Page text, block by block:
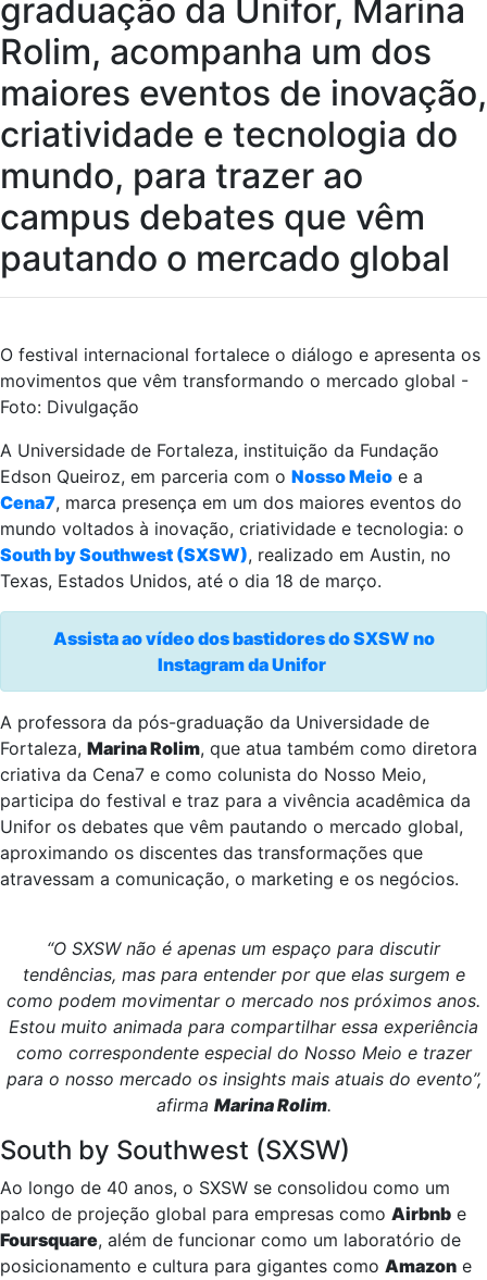
graduação da Unifor, Marina
Rolim, acompanha um dos
maiores eventos de inovação,
criatividade e tecnologia do
mundo, para trazer ao
campus debates que vêm
pautando o mercado global
O festival internacional fortalece o diálogo e apresenta os
movimentos que vêm transformando o mercado global -
Foto: Divulgação
A Universidade de Fortaleza, instituição da Fundação
Edson Queiroz, em parceria com o Nosso Meio e a
Cena7, marca presença em um dos maiores eventos do
mundo voltados à inovação, criatividade e tecnologia: o
South by Southwest (SXSW), realizado em Austin, no
Texas, Estados Unidos, até o dia 18 de março.
Assista ao vídeo dos bastidores do SXSW no
Instagram da Unifor
A professora da pós-graduação da Universidade de
Fortaleza, Marina Rolim, que atua também como diretora
criativa da Cena7 e como colunista do Nosso Meio,
participa do festival e traz para a vivência acadêmica da
Unifor os debates que vêm pautando o mercado global,
aproximando os discentes das transformações que
atravessam a comunicação, o marketing e os negócios.
“O SXSW não é apenas um espaço para discutir
tendências, mas para entender por que elas surgem e
como podem movimentar o mercado nos próximos anos.
Estou muito animada para compartilhar essa experiência
como correspondente especial do Nosso Meio e trazer
para o nosso mercado os insights mais atuais do evento”,
afirma Marina Rolim.
South by Southwest (SXSW)
Ao longo de 40 anos, o SXSW se consolidou como um
palco de projeção global para empresas como Airbnb e
Foursquare, além de funcionar como um laboratório de
posicionamento e cultura para gigantes como Amazon e